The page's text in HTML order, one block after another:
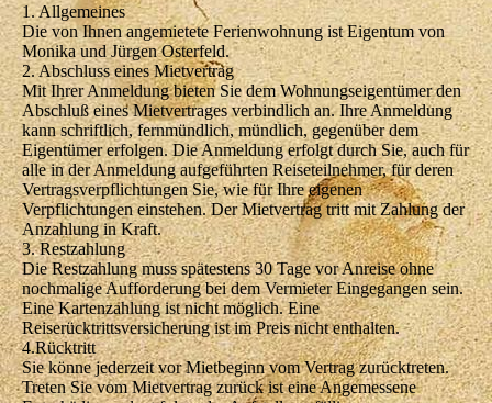
1. Allgemeines
Die von Ihnen angemietete Ferienwohnung ist Eigentum von
Monika und Jürgen Osterfeld.
2. Abschluss eines Mietvertrag
Mit Ihrer Anmeldung bieten Sie dem Wohnungseigentümer den
Abschluß eines Mietvertrages verbindlich an. Ihre Anmeldung
kann schriftlich, fernmündlich, mündlich, gegenüber dem
Eigentümer erfolgen. Die Anmeldung erfolgt durch Sie, auch für
alle in der Anmeldung aufgeführten Reiseteilnehmer, für deren
Vertragsverpflichtungen Sie, wie für Ihre eigenen
Verpflichtungen einstehen. Der Mietvertrag tritt mit Zahlung der
Anzahlung in Kraft.
3. Restzahlung
Die Restzahlung muss spätestens 30 Tage vor Anreise ohne
nochmalige Aufforderung bei dem Vermieter Eingegangen sein.
Eine Kartenzahlung ist nicht möglich. Eine
Reiserücktrittsversicherung ist im Preis nicht enthalten.
4.Rücktritt
Sie könne jederzeit vor Mietbeginn vom Vertrag zurücktreten.
Treten Sie vom Mietvertrag zurück ist eine Angemessene